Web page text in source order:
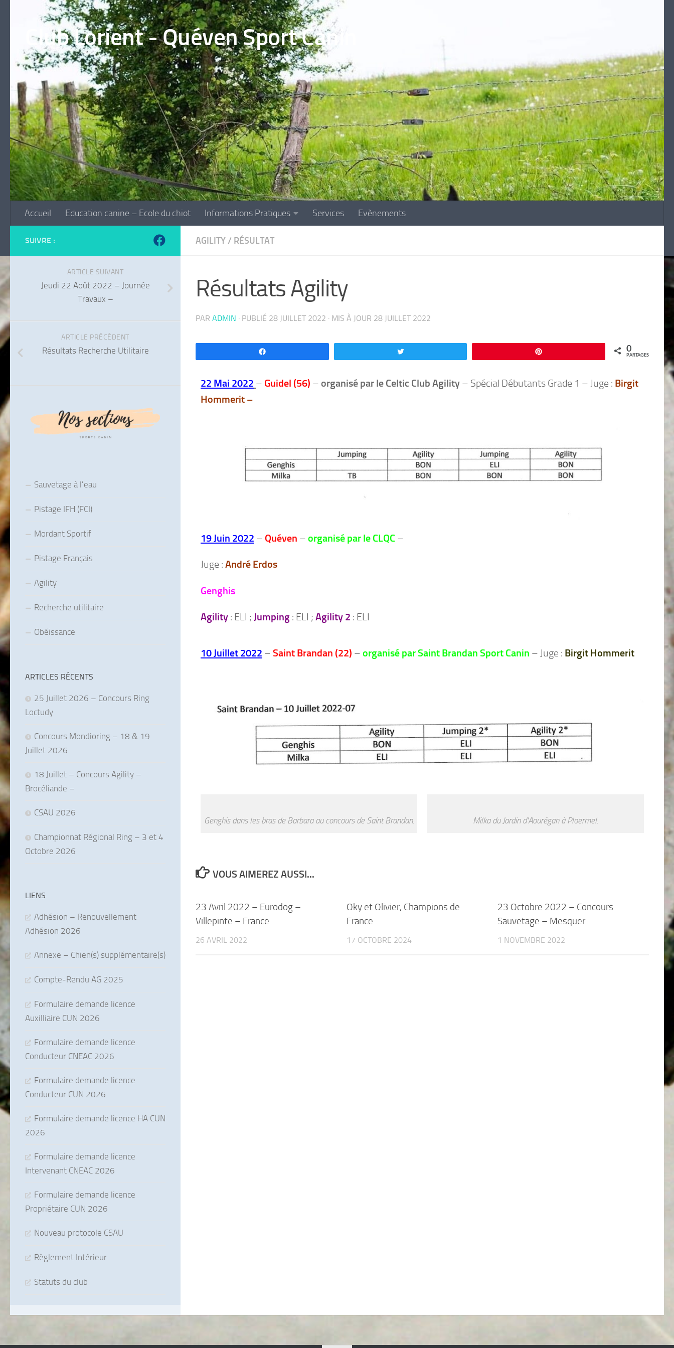
Skip to content
Club Lorient - Quéven Sport Canin
Accueil Education canine – Ecole du chiot Informations Pratiques Services Evènements
AGILITY / RÉSULTAT
Résultats Agility
PAR ADMIN · PUBLIÉ 28 JUILLET 2022 · MIS À JOUR 28 JUILLET 2022
0
PARTAGES
22 Mai 2022 – Guidel (56) – organisé par le Celtic Club Agility – Spécial Débutants Grade 1 – Juge : Birgit
Hommerit –
19 Juin 2022 – Quéven – organisé par le CLQC –
Juge : André Erdos
Genghis
Agility : ELI ; Jumping : ELI ; Agility 2 : ELI
10 Juillet 2022 – Saint Brandan (22) – organisé par Saint Brandan Sport Canin – Juge : Birgit Hommerit
Genghis dans les bras de Barbara au concours de Saint Brandan. Milka du Jardin d'Aourégan à Ploermel.
VOUS AIMEREZ AUSSI...
23 Avril 2022 – Eurodog –
Villepinte – France
26 AVRIL 2022
Oky et Olivier, Champions de
France
17 OCTOBRE 2024
23 Octobre 2022 – Concours
Sauvetage – Mesquer
1 NOVEMBRE 2022
SUIVRE :
ARTICLE SUIVANT
Jeudi 22 Août 2022 – Journée
Travaux –
ARTICLE PRÉCÉDENT
Résultats Recherche Utilitaire
Sauvetage à l’eau
Pistage IFH (FCI)
Mordant Sportif
Pistage Français
Agility
Recherche utilitaire
Obéissance
ARTICLES RÉCENTS
25 Juillet 2026 – Concours Ring
Loctudy
Concours Mondioring – 18 & 19
Juillet 2026
18 Juillet – Concours Agility –
Brocéliande –
CSAU 2026
Championnat Régional Ring – 3 et 4
Octobre 2026
LIENS
Adhésion – Renouvellement
Adhésion 2026
Annexe – Chien(s) supplémentaire(s)
Compte-Rendu AG 2025
Formulaire demande licence
Auxilliaire CUN 2026
Formulaire demande licence
Conducteur CNEAC 2026
Formulaire demande licence
Conducteur CUN 2026
Formulaire demande licence HA CUN
2026
Formulaire demande licence
Intervenant CNEAC 2026
Formulaire demande licence
Propriétaire CUN 2026
Nouveau protocole CSAU
Règlement Intérieur
Statuts du club